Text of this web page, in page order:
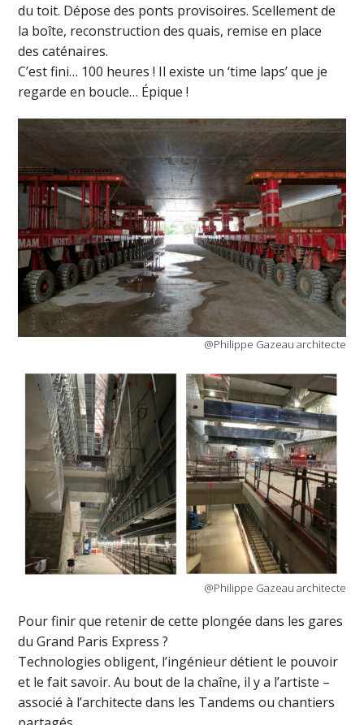
du toit. Dépose des ponts provisoires. Scellement de
la boîte, reconstruction des quais, remise en place
des caténaires.
C’est fini… 100 heures ! Il existe un ‘time laps’ que je
regarde en boucle… Épique !
@Philippe Gazeau architecte
@Philippe Gazeau architecte
Pour finir que retenir de cette plongée dans les gares
du Grand Paris Express ?
Technologies obligent, l’ingénieur détient le pouvoir
et le fait savoir. Au bout de la chaîne, il y a l’artiste –
associé à l’architecte dans les Tandems ou chantiers